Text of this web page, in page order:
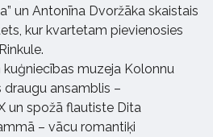
un Antonīna Dvoržāka skaistais
kur kvartetam pievienosies
kuģniecības muzeja Kolonnu
ansamblis –
un spožā flautiste Dita
– vācu romantiķi